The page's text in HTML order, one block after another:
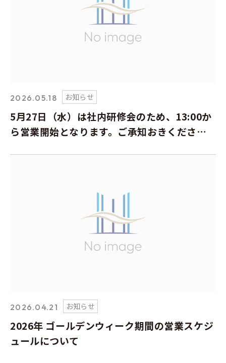
2026.05.18 お知らせ
5月27日（水）は社内研修会のため、13:00か
ら営業開始となります。ご承知おきくださ
2026.04.21 お知らせ
2026年 ゴールデンウィーク期間の営業スケジ
ュールについて